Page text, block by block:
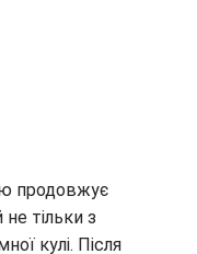
продовжує
тільки з
кулі. Після